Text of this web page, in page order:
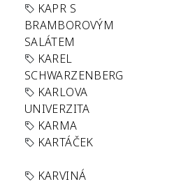
KAPR S
BRAMBOROVÝM
SALÁTEM
KAREL
SCHWARZENBERG
KARLOVA
UNIVERZITA
KARMA
KARTÁČEK
KARVINÁ